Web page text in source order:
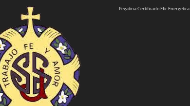
Pegatina Certificado Efic Energetica